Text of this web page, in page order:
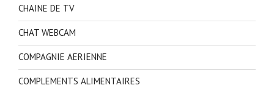
CHAINE DE TV
CHAT WEBCAM
COMPAGNIE AERIENNE
COMPLEMENTS ALIMENTAIRES